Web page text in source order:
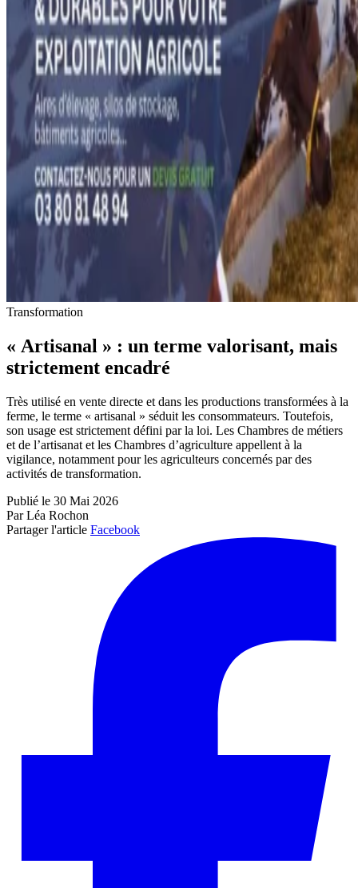
Transformation
« Artisanal » : un terme valorisant, mais
strictement encadré
Très utilisé en vente directe et dans les productions transformées à la
ferme, le terme « artisanal » séduit les consommateurs. Toutefois,
son usage est strictement défini par la loi. Les Chambres de métiers
et de l’artisanat et les Chambres d’agriculture appellent à la
vigilance, notamment pour les agriculteurs concernés par des
activités de transformation.
Publié le 30 Mai 2026
Par Léa Rochon
Partager l'article Facebook